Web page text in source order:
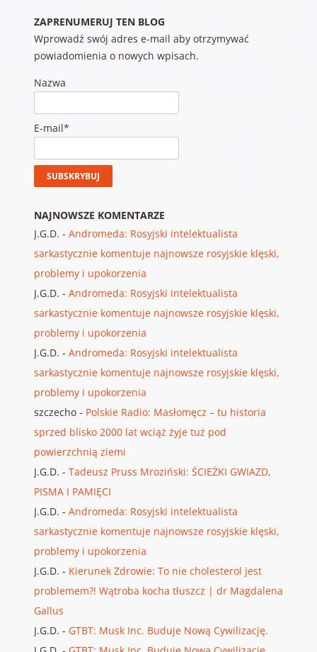
ZAPRENUMERUJ TEN BLOG
Wprowadź swój adres e-mail aby otrzymywać
powiadomienia o nowych wpisach.
Nazwa
E-mail*
NAJNOWSZE KOMENTARZE
J.G.D. - Andromeda: Rosyjski intelektualista
sarkastycznie komentuje najnowsze rosyjskie klęski,
problemy i upokorzenia
J.G.D. - Andromeda: Rosyjski intelektualista
sarkastycznie komentuje najnowsze rosyjskie klęski,
problemy i upokorzenia
J.G.D. - Andromeda: Rosyjski intelektualista
sarkastycznie komentuje najnowsze rosyjskie klęski,
problemy i upokorzenia
szczecho- Polskie Radio: Masłomęcz – tu historia
sprzed blisko 2000 lat wciąż żyje tuż pod
powierzchnią ziemi
J.G.D. - Tadeusz Pruss Mroziński: ŚCIEŻKI GWIAZD,
PISMA I PAMIĘCI
J.G.D. - Andromeda: Rosyjski intelektualista
sarkastycznie komentuje najnowsze rosyjskie klęski,
problemy i upokorzenia
J.G.D. - Kierunek Zdrowie: To nie cholesterol jest
problemem?! Wątroba kocha tłuszcz | dr Magdalena
Gallus
J.G.D. - GTBT: Musk Inc. Buduje Nową Cywilizację.